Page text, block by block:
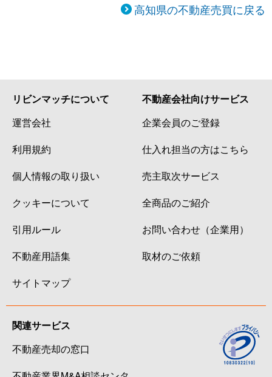
高知県の不動産売買に戻る
リビンマッチについて
運営会社
利用規約
個人情報の取り扱い
クッキーについて
引用ルール
不動産用語集
サイトマップ
不動産会社向けサービス
企業会員のご登録
仕入れ担当の方はこちら
売主取次サービス
全商品のご紹介
お問い合わせ（企業用）
取材のご依頼
関連サービス
不動産売却の窓口